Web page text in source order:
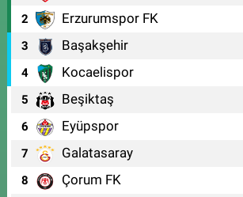
2 Erzurumspor FK
3 Başakşehir
4 Kocaelispor
5 Beşiktaş
6 Eyüpspor
7 Galatasaray
8 Çorum FK